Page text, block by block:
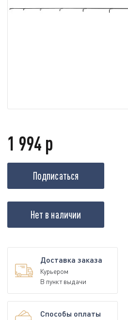
1 994 р
Подписаться
Нет в наличии
Доставка заказа
Курьером
В пункт выдачи
Способы оплаты